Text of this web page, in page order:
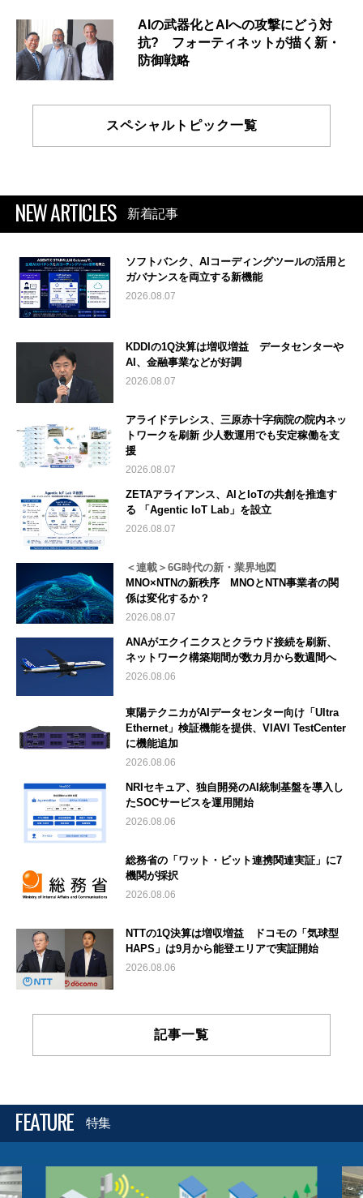
AIの武器化とAIへの攻撃にどう対
抗? フォーティネットが描く新・
防御戦略
スペシャルトピック一覧
NEW ARTICLES 新着記事
ソフトバンク、AIコーディングツールの活用と
ガバナンスを両立する新機能
2026.08.07
KDDIの1Q決算は増収増益 データセンターや
AI、金融事業などが好調
2026.08.07
アライドテレシス、三原赤十字病院の院内ネッ
トワークを刷新 少人数運用でも安定稼働を支
援
2026.08.07
ZETAアライアンス、AIとIoTの共創を推進す
る 「Agentic IoT Lab」を設立
2026.08.07
＜連載＞6G時代の新・業界地図
MNO×NTNの新秩序 MNOとNTN事業者の関
係は変化するか？
2026.08.07
ANAがエクイニクスとクラウド接続を刷新、
ネットワーク構築期間が数カ月から数週間へ
2026.08.06
東陽テクニカがAIデータセンター向け「Ultra
Ethernet」検証機能を提供、VIAVI TestCenter
に機能追加
2026.08.06
NRIセキュア、独自開発のAI統制基盤を導入し
たSOCサービスを運用開始
2026.08.06
総務省の「ワット・ビット連携関連実証」に7
機関が採択
2026.08.06
NTTの1Q決算は増収増益 ドコモの「気球型
HAPS」は9月から能登エリアで実証開始
2026.08.06
記事一覧
FEATURE 特集